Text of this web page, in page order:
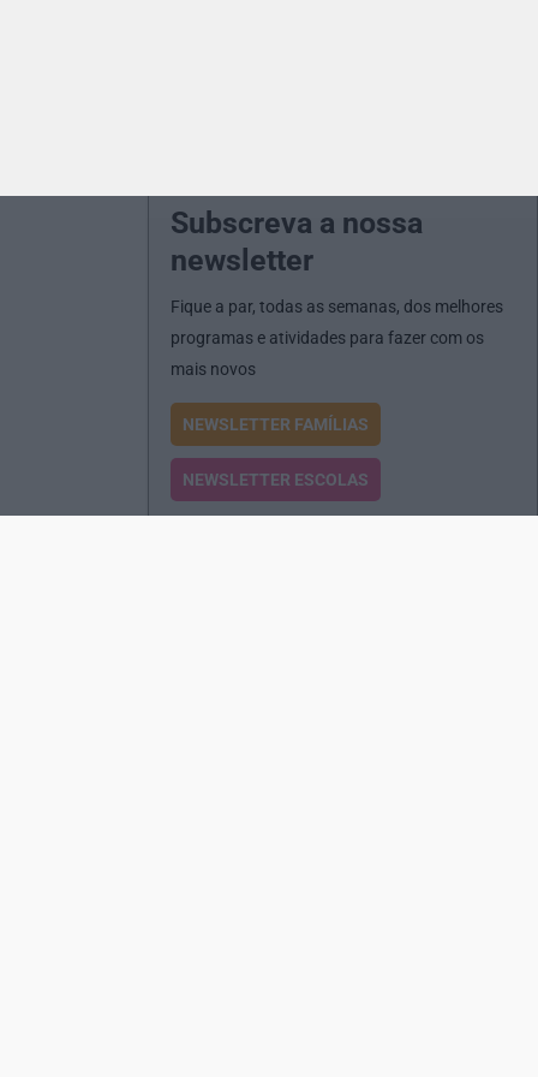
Subscreva a nossa
newsletter
Fique a par, todas as semanas, dos melhores
programas e atividades para fazer com os
mais novos
NEWSLETTER FAMÍLIAS
NEWSLETTER ESCOLAS